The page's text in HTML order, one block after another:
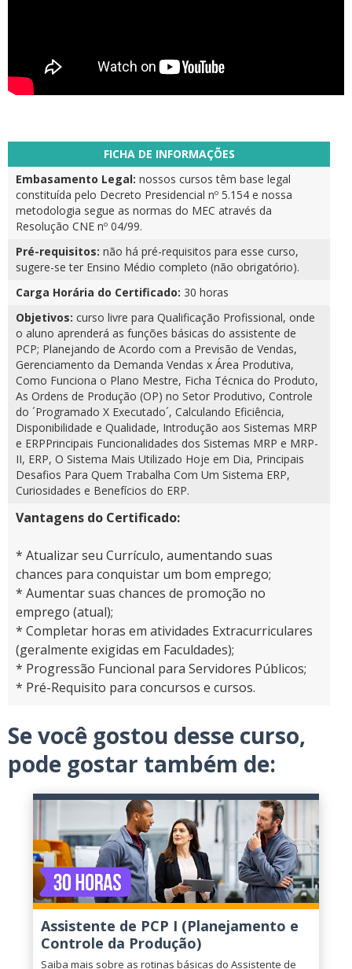
FICHA DE INFORMAÇÕES
Embasamento Legal: nossos cursos têm base legal
constituída pelo Decreto Presidencial nº 5.154 e nossa
metodologia segue as normas do MEC através da
Resolução CNE nº 04/99.
Pré-requisitos: não há pré-requisitos para esse curso,
sugere-se ter Ensino Médio completo (não obrigatório).
Carga Horária do Certificado: 30 horas
Objetivos: curso livre para Qualificação Profissional, onde
o aluno aprenderá as funções básicas do assistente de
PCP; Planejando de Acordo com a Previsão de Vendas,
Gerenciamento da Demanda Vendas x Área Produtiva,
Como Funciona o Plano Mestre, Ficha Técnica do Produto,
As Ordens de Produção (OP) no Setor Produtivo, Controle
do ´Programado X Executado´, Calculando Eficiência,
Disponibilidade e Qualidade, Introdução aos Sistemas MRP
e ERPPrincipais Funcionalidades dos Sistemas MRP e MRP-
II, ERP, O Sistema Mais Utilizado Hoje em Dia, Principais
Desafios Para Quem Trabalha Com Um Sistema ERP,
Curiosidades e Benefícios do ERP.
Vantagens do Certificado:
* Atualizar seu Currículo, aumentando suas
chances para conquistar um bom emprego;
* Aumentar suas chances de promoção no
emprego (atual);
* Completar horas em atividades Extracurriculares
(geralmente exigidas em Faculdades);
* Progressão Funcional para Servidores Públicos;
* Pré-Requisito para concursos e cursos.
Se você gostou desse curso,
pode gostar também de:
Assistente de PCP I (Planejamento e
Controle da Produção)
Saiba mais sobre as rotinas básicas do Assistente de